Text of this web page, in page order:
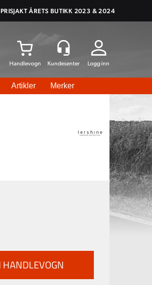
PRISJAKT ÅRETS BUTIKK 2023 & 2024
Logg inn
Artikler Merker